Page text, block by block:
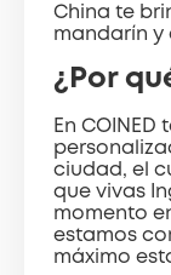
China te
mandarín y
¿Por
En
ciudad, el
que vivas
momento
estamos
máximo